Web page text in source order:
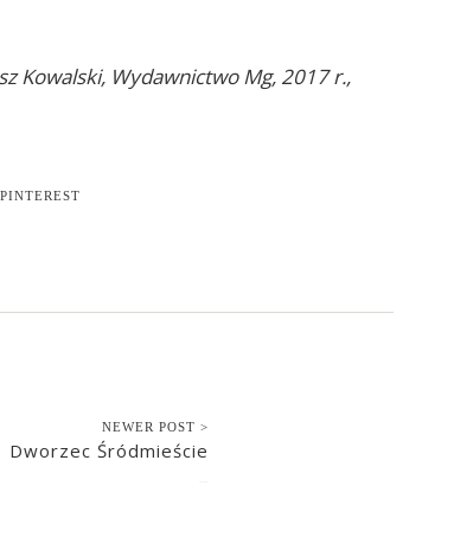
Kowalski, Wydawnictwo Mg, 2017 r.,
PINTEREST
NEWER POST >
Dworzec Śródmieście